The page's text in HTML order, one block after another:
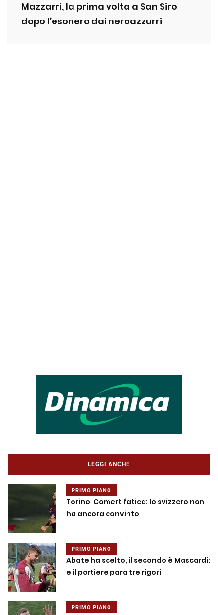
Mazzarri, la prima volta a San Siro
dopo l’esonero dai neroazzurri
LEGGI ANCHE
PRIMO PIANO
Torino, Comert fatica: lo svizzero non
ha ancora convinto
PRIMO PIANO
Abate ha scelto, il secondo è Mascardi:
e il portiere para tre rigori
PRIMO PIANO